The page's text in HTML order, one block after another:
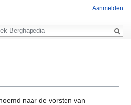
naar de vorsten van
Aanmelden